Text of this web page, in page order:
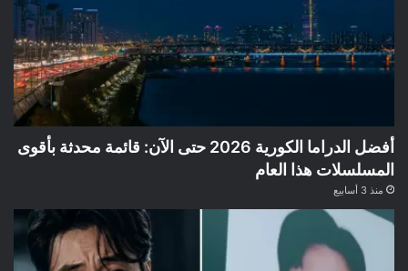
أفضل الدراما الكورية 2026 حتى الآن: قائمة محدثة بأقوى
المسلسلات هذا العام
منذ 3 أسابيع